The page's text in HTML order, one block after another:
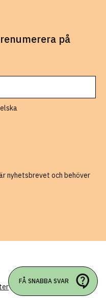
på
nyhetsbrevet och behöver
FÅ SNABBA SVAR